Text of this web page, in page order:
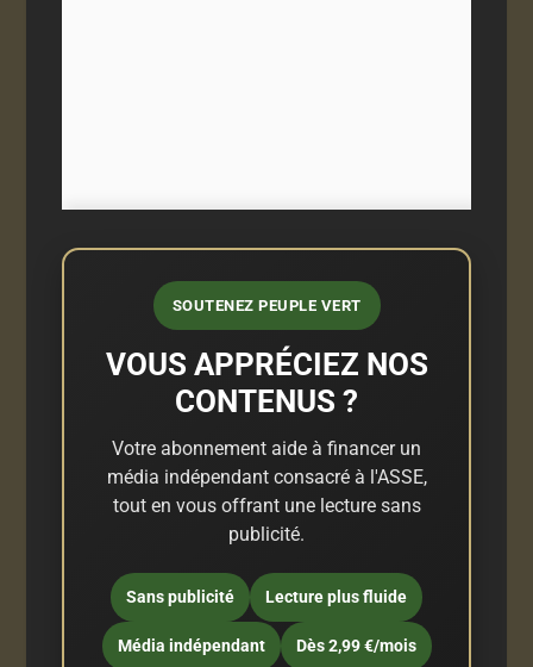
SOUTENEZ PEUPLE VERT
VOUS APPRÉCIEZ NOS
CONTENUS ?
Votre abonnement aide à financer un
média indépendant consacré à l'ASSE,
tout en vous offrant une lecture sans
publicité.
Sans publicité Lecture plus fluide
Média indépendant Dès 2,99 €/mois